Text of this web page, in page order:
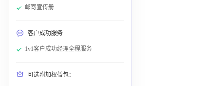
邮寄宣传册
客户成功服务
1v1客户成功经理全程服务
可选附加权益包：